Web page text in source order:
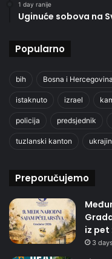
1 day ranije
Uginuće sobova na
Popularno
bih Bosna i Hercegovina
istaknuto izrael
policija predsjednik
tuzlanski kanton
Preporučujemo
iz pet
3